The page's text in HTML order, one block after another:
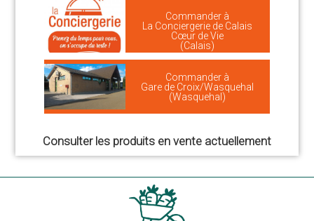
Commander à
La Conciergerie de Calais
Cœur de Vie
(Calais)
Commander à
Gare de Croix/Wasquehal
(Wasquehal)
Consulter les produits en vente actuellement